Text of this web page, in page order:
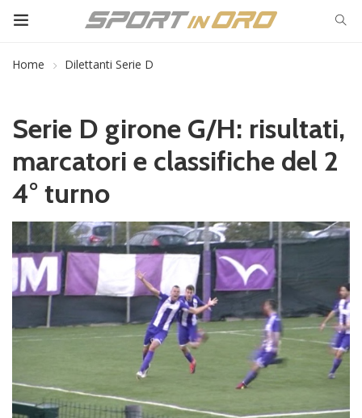
Home Dilettanti Serie D
Serie D girone G/H: risultati,
marcatori e classifiche del 2
4° turno